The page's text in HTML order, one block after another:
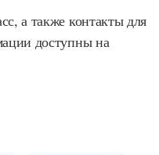
а также контакты для
доступны на